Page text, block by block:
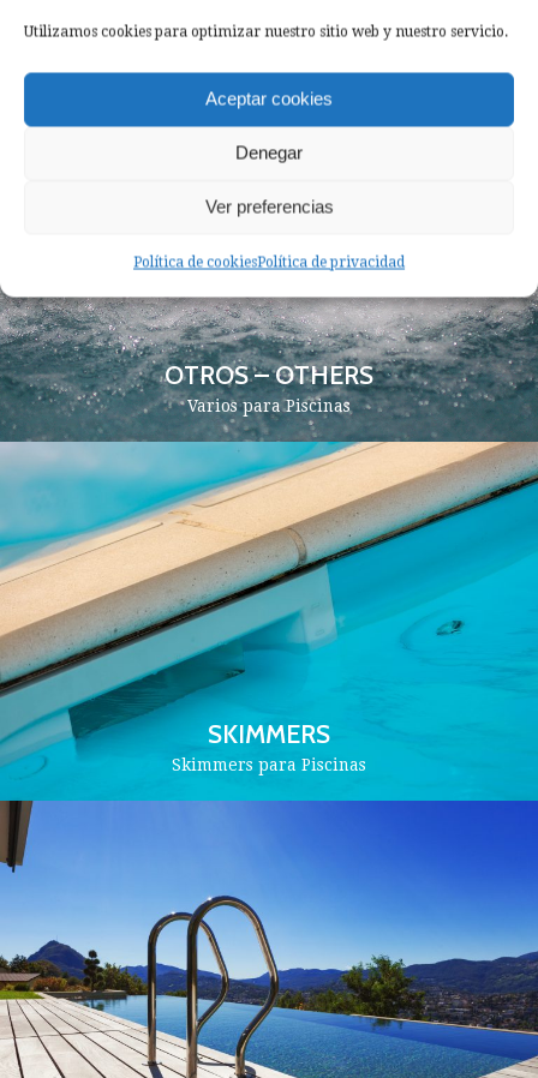
Utilizamos cookies para optimizar nuestro sitio web y nuestro servicio.
Aceptar cookies
Denegar
Ver preferencias
Política de cookiesPolítica de privacidad
FOCOS – LIGHTS
OTROS – OTHERS
Varios para Piscinas
SKIMMERS
Skimmers para Piscinas